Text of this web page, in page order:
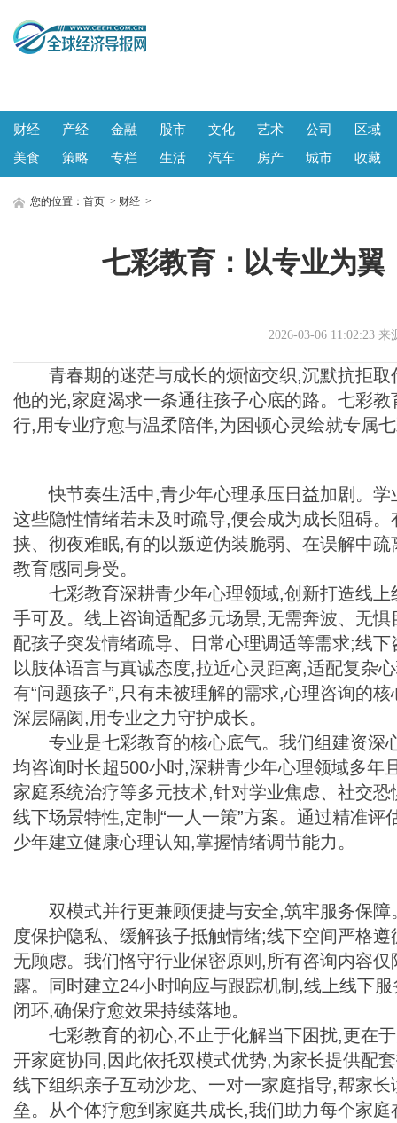
财经 产经 金融 股市 文化 艺术 公司
区域
美食
策略 专栏 生活 汽车 房产 城市 收藏
您的位置： 首页 > 财经 >
七彩教育：以专业为
2026-03-06 11:02:23
青春期的迷茫与成长的烦恼交织,沉默抗拒
他的光,家庭渴求一条通往孩子心底的路。七彩
行,用专业疗愈与温柔陪伴,为困顿心灵绘就专属
快节奏生活中,青少年心理承压日益加剧。
这些隐性情绪若未及时疏导,便会成为成长阻碍
挟、彻夜难眠,有的以叛逆伪装脆弱、在误解中
教育感同身受。
七彩教育深耕青少年心理领域,创新打造线
手可及。线上咨询适配多元场景,无需奔波、无
配孩子突发情绪疏导、日常心理调适等需求;线
以肢体语言与真诚态度,拉近心灵距离,适配复杂
有“问题孩子”,只有未被理解的需求,心理咨询的
深层隔阂,用专业之力守护成长。
专业是七彩教育的核心底气。我们组建资
均咨询时长超500小时,深耕青少年心理领域多年
家庭系统治疗等多元技术,针对学业焦虑、社交
线下场景特性,定制“一人一策”方案。通过精准
少年建立健康心理认知,掌握情绪调节能力。
双模式并行更兼顾便捷与安全,筑牢服务保
度保护隐私、缓解孩子抵触情绪;线下空间严格
无顾虑。我们恪守行业保密原则,所有咨询内容
露。同时建立24小时响应与跟踪机制,线上线下
闭环,确保疗愈效果持续落地。
七彩教育的初心,不止于化解当下困扰,更在
开家庭协同,因此依托双模式优势,为家长提供配
线下组织亲子互动沙龙、一对一家庭指导,帮家
垒。从个体疗愈到家庭共成长,我们助力每个家